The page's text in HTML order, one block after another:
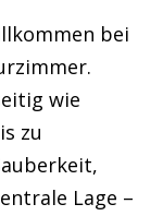
bei
wie
zu
Lage –